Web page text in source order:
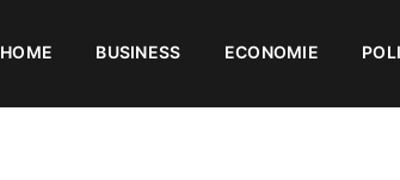
HOME BUSINESS ECONOMIE